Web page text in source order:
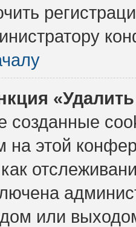
созданные
на этой
или